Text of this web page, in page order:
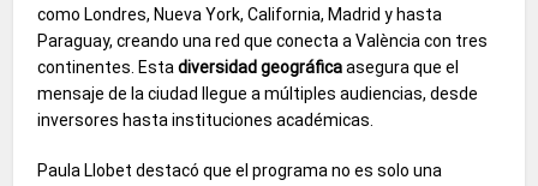
como Londres, Nueva York, California, Madrid y hasta
Paraguay, creando una red que conecta a València con tres
continentes. Estadiversidad geográficaasegura que el
mensaje de la ciudad llegue a múltiples audiencias, desde
inversores hasta instituciones académicas.
Paula Llobet destacó que el programa no es solo una